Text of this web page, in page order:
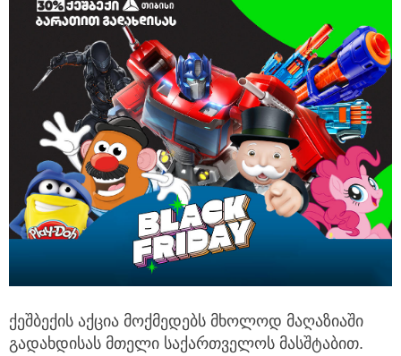
ქეშბექის აქცია მოქმედებს მხოლოდ მაღაზიაში
გადახდისას მთელი საქართველოს მასშტაბით.